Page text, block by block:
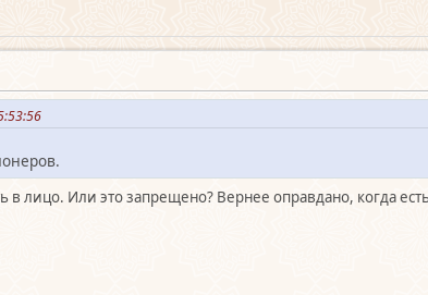
в лицо. Или это запрещено? Вернее оправдано, когда